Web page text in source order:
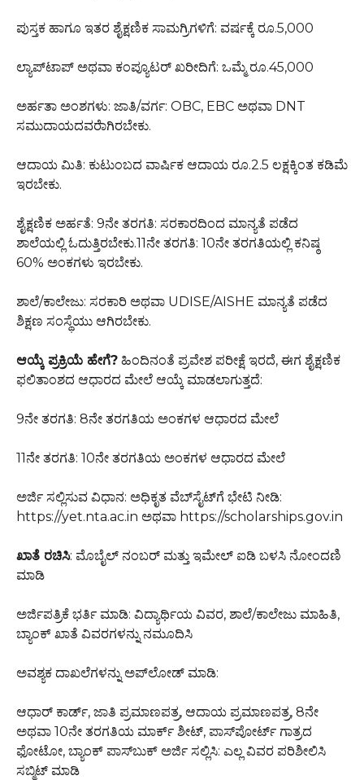
ಪುಸ್ತಕ ಹಾಗೂ ಇತರ ಶೈಕ್ಷಣಿಕ ಸಾಮಗ್ರಿಗಳಿಗೆ: ವರ್ಷಕ್ಕೆ ರೂ.5,000
ಲ್ಯಾಪ್‌ಟಾಪ್ ಅಥವಾ ಕಂಪ್ಯೂಟರ್ ಖರೀದಿಗೆ: ಒಮ್ಮೆ ರೂ.45,000
ಅರ್ಹತಾ ಅಂಶಗಳು: ಜಾತಿ/ವರ್ಗ: OBC, EBC ಅಥವಾ DNT
ಸಮುದಾಯದವರೆಾಗಿರಬೇಕು.
ಆದಾಯ ಮಿತಿ: ಕುಟುಂಬದ ವಾರ್ಷಿಕ ಆದಾಯ ರೂ.2.5 ಲಕ್ಷಕ್ಕಿಂತ ಕಡಿಮೆ
ಇರಬೇಕು.
ಶೈಕ್ಷಣಿಕ ಅರ್ಹತೆ: 9ನೇ ತರಗತಿ: ಸರಕಾರದಿಂದ ಮಾನ್ಯತೆ ಪಡೆದ
ಶಾಲೆಯಲ್ಲಿ ಓದುತ್ತಿರಬೇಕು.11ನೇ ತರಗತಿ: 10ನೇ ತರಗತಿಯಲ್ಲಿ ಕನಿಷ್ಠ
60% ಅಂಕಗಳು ಇರಬೇಕು.
ಶಾಲೆ/ಕಾಲೇಜು: ಸರಕಾರಿ ಅಥವಾ UDISE/AISHE ಮಾನ್ಯತೆ ಪಡೆದ
ಶಿಕ್ಷಣ ಸಂಸ್ಥೆಯು ಆಗಿರಬೇಕು.
ಆಯ್ಕೆ ಪ್ರಕ್ರಿಯೆ ಹೇಗೆ? ಹಿಂದಿನಂತೆ ಪ್ರವೇಶ ಪರೀಕ್ಷೆ ಇರದೆ, ಈಗ ಶೈಕ್ಷಣಿಕ
ಫಲಿತಾಂಶದ ಆಧಾರದ ಮೇಲೆ ಆಯ್ಕೆ ಮಾಡಲಾಗುತ್ತದೆ:
9ನೇ ತರಗತಿ: 8ನೇ ತರಗತಿಯ ಅಂಕಗಳ ಆಧಾರದ ಮೇಲೆ
11ನೇ ತರಗತಿ: 10ನೇ ತರಗತಿಯ ಅಂಕಗಳ ಆಧಾರದ ಮೇಲೆ
ಅರ್ಜಿ ಸಲ್ಲಿಸುವ ವಿಧಾನ: ಅಧಿಕೃತ ವೆಬ್‌ಸೈಟ್‌ಗೆ ಭೇಟಿ ನೀಡಿ:
https://yet.nta.ac.in ಅಥವಾ https://scholarships.gov.in
ಖಾತೆ ರಚಿಸಿ: ಮೊಬೈಲ್ ನಂಬರ್ ಮತ್ತು ಇಮೇಲ್ ಐಡಿ ಬಳಸಿ ನೋಂದಣಿ
ಮಾಡಿ
ಅರ್ಜಿಪತ್ರಿಕೆ ಭರ್ತಿ ಮಾಡಿ: ವಿದ್ಯಾರ್ಥಿಯ ವಿವರ, ಶಾಲೆ/ಕಾಲೇಜು ಮಾಹಿತಿ,
ಬ್ಯಾಂಕ್ ಖಾತೆ ವಿವರಗಳನ್ನು ನಮೂದಿಸಿ
ಅವಶ್ಯಕ ದಾಖಲೆಗಳನ್ನು ಅಪ್‌ಲೋಡ್ ಮಾಡಿ:
ಆಧಾರ್ ಕಾರ್ಡ್, ಜಾತಿ ಪ್ರಮಾಣಪತ್ರ, ಆದಾಯ ಪ್ರಮಾಣಪತ್ರ, 8ನೇ
ಅಥವಾ 10ನೇ ತರಗತಿಯ ಮಾರ್ಕ್ ಶೀಟ್, ಪಾಸ್‌ಪೋರ್ಟ್ ಗಾತ್ರದ
ಫೋಟೋ, ಬ್ಯಾಂಕ್ ಪಾಸ್‌ಬುಕ್ ಅರ್ಜಿ ಸಲ್ಲಿಸಿ: ಎಲ್ಲ ವಿವರ ಪರಿಶೀಲಿಸಿ
ಸಬ್ಮಿಟ್ ಮಾಡಿ